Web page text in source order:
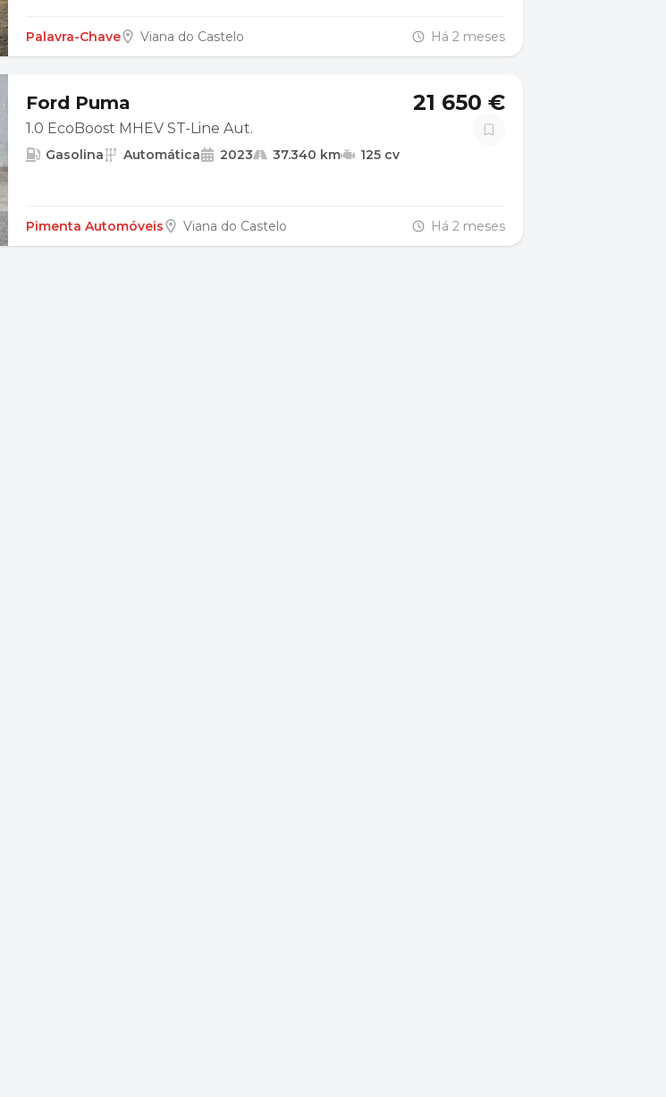
Palavra-Chave Viana do Castelo Há 2 meses
Ford Puma
1.0 EcoBoost MHEV ST-Line Aut.
21 650 €
Gasolina Automática 2023 37.340 km 125 cv
Pimenta Automóveis Viana do Castelo Há 2 meses